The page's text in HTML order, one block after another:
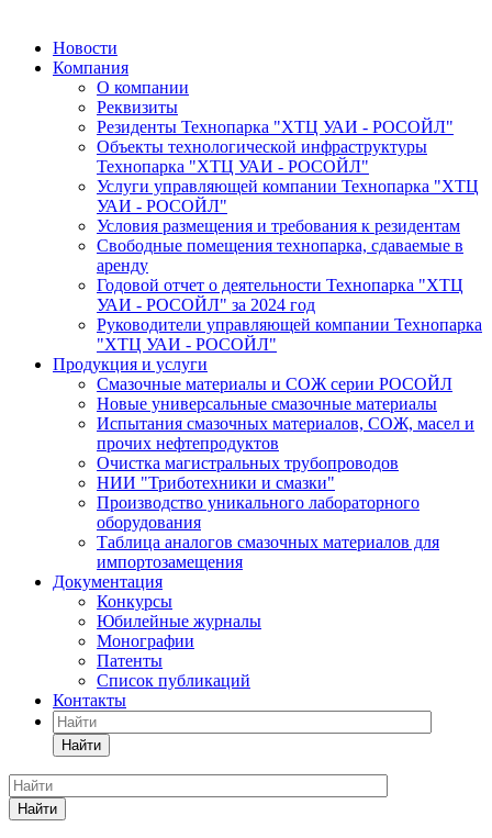
Новости
Компания
О компании
Реквизиты
Резиденты Технопарка "ХТЦ УАИ - РОСОЙЛ"
Объекты технологической инфраструктуры
Технопарка "ХТЦ УАИ - РОСОЙЛ"
Услуги управляющей компании Технопарка "ХТЦ
УАИ - РОСОЙЛ"
Условия размещения и требования к резидентам
Свободные помещения технопарка, сдаваемые в
аренду
Годовой отчет о деятельности Технопарка "ХТЦ
УАИ - РОСОЙЛ" за 2024 год
Руководители управляющей компании Технопарка
"ХТЦ УАИ - РОСОЙЛ"
Продукция и услуги
Смазочные материалы и СОЖ серии РОСОЙЛ
Новые универсальные смазочные материалы
Испытания смазочных материалов, СОЖ, масел и
прочих нефтепродуктов
Очистка магистральных трубопроводов
НИИ "Триботехники и смазки"
Производство уникального лабораторного
оборудования
Таблица аналогов смазочных материалов для
импортозамещения
Документация
Конкурсы
Юбилейные журналы
Монографии
Патенты
Список публикаций
Контакты
Найти
Найти